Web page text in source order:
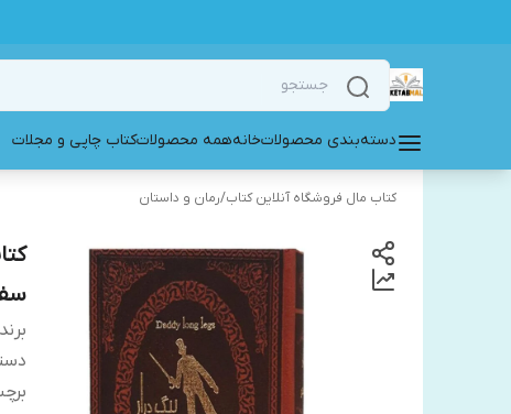
دسته‌بندی محصولاتخانههمه محصولاتکتاب چاپی و مجلات
کتاب مال فروشگاه آنلاین کتاب/رمان و داستان